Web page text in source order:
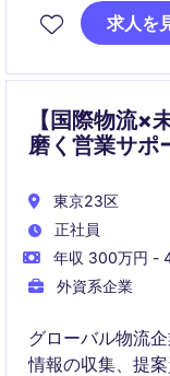
ート／SVポジシ
単なる受電対応
求人を
【国際物流×
磨く営業サポ
東京23区
正社員
年収 300万円 -
外資系企業
グローバル物流
情報の収集、提